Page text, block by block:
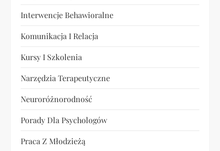
Interwencje Behawioralne
Komunikacja I Relacja
Kursy I Szkolenia
Narzędzia Terapeutyczne
Neuroróżnorodność
Porady Dla Psychologów
Praca Z Młodzieżą